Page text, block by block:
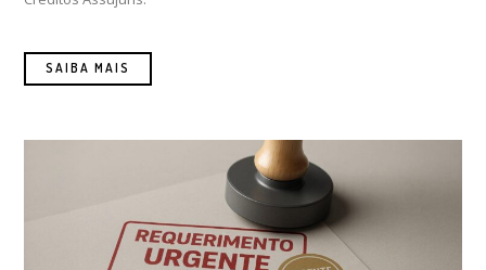
SAIBA MAIS